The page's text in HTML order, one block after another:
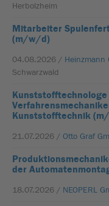
Herbolzheim
Mitarbeiter
(m/w/d)
04.08.2026 / Heinzmann
Schwarzwald
Kunststofftechnik
21.07.2026 / Otto Graf
der
18.07.2026 / NEOPERL